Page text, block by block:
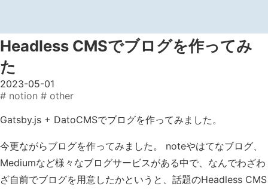
Headless CMSでブログを作ってみ
た
2023-05-01
# notion # other
Gatsby.js + DatoCMSでブログを作ってみました。
今更ながらブログを作ってみました。 noteやはてなブログ、
Mediumなど様々なブログサービスがある中で、なんでわざわ
ざ自前でブログを用意したかというと、話題のHeadless CMS